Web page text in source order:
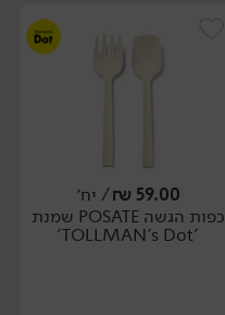
יח׳
59.00
₪/ יח׳
כפות הגשה POSATE שמנת
'TOLLMAN's Dot'